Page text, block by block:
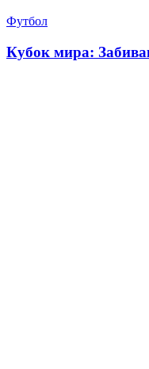
Футбол
Кубок мира: